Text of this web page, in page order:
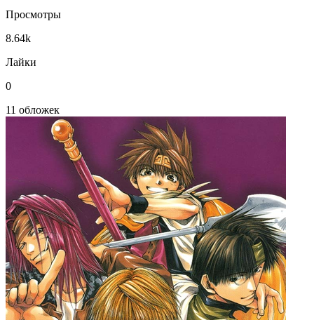
Просмотры
8.64k
Лайки
0
11 обложек